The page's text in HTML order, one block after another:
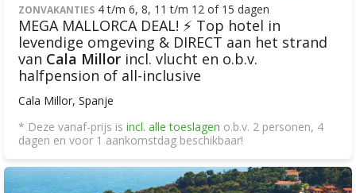
ZONVAKANTIES 4 t/m 6, 8, 11 t/m 12 of 15 dagen
MEGA MALLORCA DEAL! ⚡ Top hotel in
levendige omgeving & DIRECT aan het strand
van Cala Millor incl. vlucht en o.b.v.
halfpension of all-inclusive
Cala Millor, Spanje
* Deze vanaf-prijs is incl. alle toeslagen o.b.v. 2 personen, 4
dagen en voor 1 aankomstdag beschikbaar!